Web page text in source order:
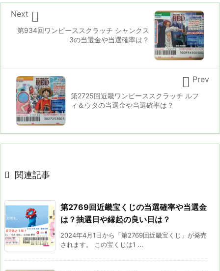
第934回ワンピーススクラッチ シャンクス
3の当選金や当選確率は？

Next
第2725回近畿ワンピーススクラッチ ルフ
ィ＆ウタの当選金や当選確率は？
 Prev
 関連記事
第2769回近畿宝くじの当選確率や当選金
は？抽選日や縁起の良い日は？
2024年4月1日から「第2769回近畿宝くじ」が発売
されます。 この宝くじは1 ...